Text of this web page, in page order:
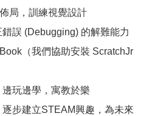
局，訓練視覺設計
誤 (Debugging) 的解難能力
（我們協助安裝 ScratchJr
玩邊學，寓教於樂
步建立STEAM興趣，為未來